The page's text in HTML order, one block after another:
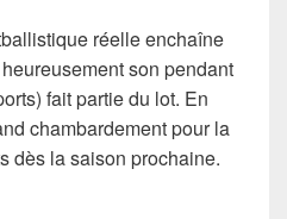
réelle enchaîne
son pendant
fait partie du lot. En
chambardement pour la
dès la saison prochaine.
Jeu Vidéo FIFA 23